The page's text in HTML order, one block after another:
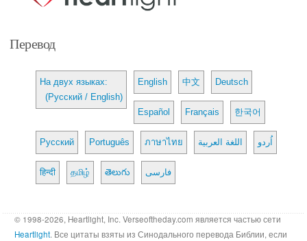
Перевод
На двух языках:
(Русский / English)
English 中文 Deutsch
Español Français 한국어
Русский Português ภาษาไทย اللغة العربية اُردو
हिन्दी தமிழ் తెలుగు فارسی
© 1998-2026, Heartlight, Inc. Verseoftheday.com является частью сети
Heartlight. Все цитаты взяты из Синодального перевода Библии, если